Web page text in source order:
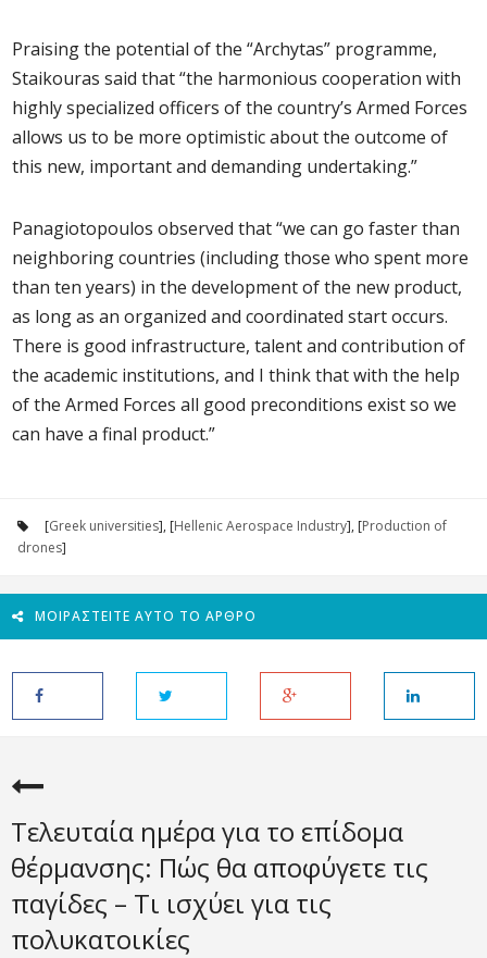
Praising the potential of the “Archytas” programme,
Staikouras said that “the harmonious cooperation with
highly specialized officers of the country’s Armed Forces
allows us to be more optimistic about the outcome of
this new, important and demanding undertaking.”
Panagiotopoulos observed that “we can go faster than
neighboring countries (including those who spent more
than ten years) in the development of the new product,
as long as an organized and coordinated start occurs.
There is good infrastructure, talent and contribution of
the academic institutions, and I think that with the help
of the Armed Forces all good preconditions exist so we
can have a final product.”
[Greek universities], [Hellenic Aerospace Industry], [Production of
drones]
ΜΟΙΡΑΣΤΕΊΤΕ ΑΥΤΌ ΤΟ ΆΡΘΡΟ
Τελευταία ημέρα για το επίδομα
θέρμανσης: Πώς θα αποφύγετε τις
παγίδες – Τι ισχύει για τις
πολυκατοικίες